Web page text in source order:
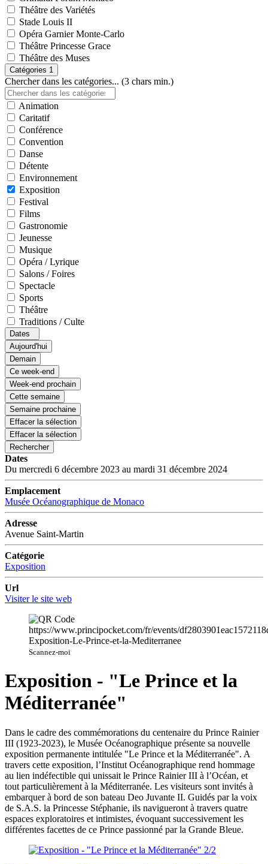
Théâtre des Variétés
Stade Louis II
Opéra Garnier Monte-Carlo
Théâtre Princesse Grace
Théâtre des Muses
Catégories 1
Chercher dans les catégories... (3 chars min.)
Animation
Caritatif
Conférence
Convention
Danse
Détente
Environnement
Exposition
Festival
Films
Gastronomie
Jeunesse
Musique
Opéra / Lyrique
Salons / Foires
Spectacle
Sports
Théâtre
Traditions / Culte
Dates
Aujourd'hui
Demain
Ce week-end
Week-end prochain
Cette semaine
Semaine prochaine
Effacer la sélection
Effacer la sélection
Rechercher
Dates
Du mercredi 6 décembre 2023 au mardi 31 décembre 2024
Emplacement
Musée Océanographique de Monaco
Adresse
Avenue Saint-Martin
Catégorie
Exposition
Url
Visiter le site web
Scannez-moi
Exposition - "Le Prince et la
Méditerranée"
Dans le cadre des commémorations du centenaire du Prince Rainier
III (1923-2023), le Musée Océanographique présente sa nouvelle
exposition permanente intitulée "Le Prince et la Méditerranée". A
travers cette exposition, l’Institut Océanographique rend hommage
au lien indéfectible qui unissait le Prince Rainier III à l’Océan, et
tout particulièrement à la Méditerranée. Les visiteurs sont invités à
embarquer à bord de son bateau Deo Juvante II. Guidés par la voix
de S.A.S. la Princesse Stéphanie, ils navigueront à travers quatre
espaces exploratoires et intimistes, évoquant successivement les
différentes facettes de ce Prince passionné par la Grande Bleue.